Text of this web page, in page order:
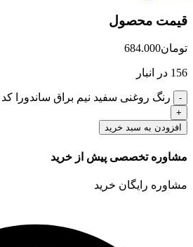
قیمت محصول
تومان684.000
156 در انبار
رنگ روغنی سفید نیم براق ساندورا کد 2500 کوارت عدد
افزودن به سبد خرید
مشاوره تخصصی پیش از خرید
مشاوره رایگان خرید